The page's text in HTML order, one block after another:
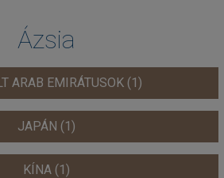
Ázsia
ARAB EMIRÁTUSOK (1)
JAPÁN (1)
KÍNA (1)